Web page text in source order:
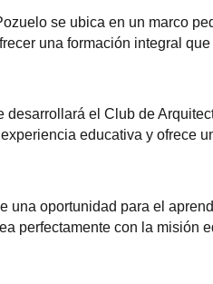
se ubica en un marco
una formación integral
desarrollará el Club de
educativa y ofrece
una oportunidad para el
perfectamente con la misión